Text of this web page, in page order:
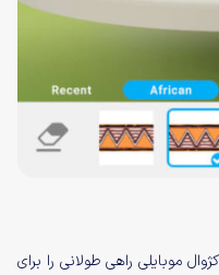
موبایلی راهی طولانی را برای